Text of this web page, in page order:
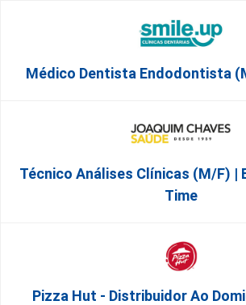
Médico Dentista Endodontista
Técnico Análises Clínicas (M/F) |
Time
Pizza Hut - Distribuidor Ao